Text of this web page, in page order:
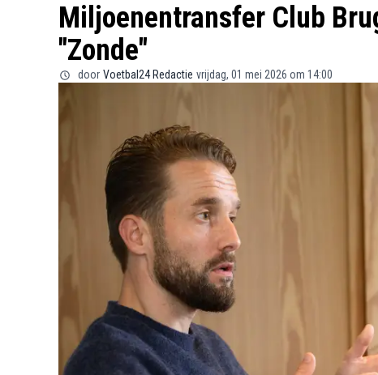
Miljoenentransfer Club
"Zonde"
door Voetbal24 Redactie vrijdag, 01 mei 2026 om 14:00